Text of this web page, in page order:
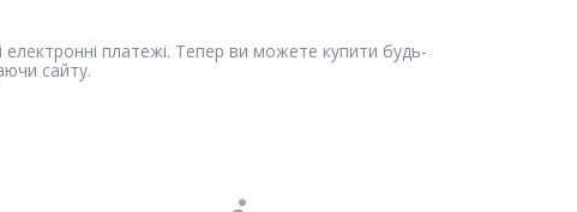
електронні платежі. Тепер ви можете купити будь-
сайту.